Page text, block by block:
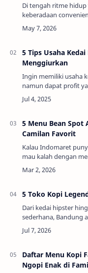
Di tengah ritme
keberadaan
sudah jadi bagian dari
cari kopi sebelum
5 Tips Usaha
Menggiurkan
Ingin memiliki usaha
namun dapat profit
satu bisnis yang
adalah usaha kedai
5 Menu Bean
Camilan Favorit
Kalau Indomaret
mau kalah dengan
Tempat ini menjadi
camilan enak dengan
5 Toko Kopi
Dari kedai hipster hingga
sederhana, Bandung
merayakan kopi. Di
pergi, ada toko kopi legendaris di Bandung yang
Daftar Menu Kopi
Ngopi Enak di